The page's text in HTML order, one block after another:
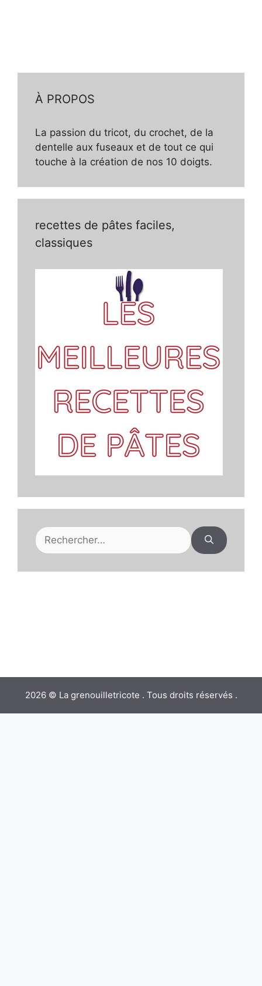
À PROPOS
La passion du tricot, du crochet, de la
dentelle aux fuseaux et de tout ce qui
touche à la création de nos 10 doigts.
recettes de pâtes faciles,
classiques
Rechercher :
2026 © La grenouilletricote . Tous droits réservés .